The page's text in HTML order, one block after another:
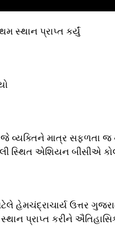
સ્થાન પ્રાપ્ત કર્યું
માત્ર સફળતા
સ્થિત એશિયન બીસીએ
હેમચંદ્રાચાર્ય ઉત્તર
પ્રાપ્ત કરીને